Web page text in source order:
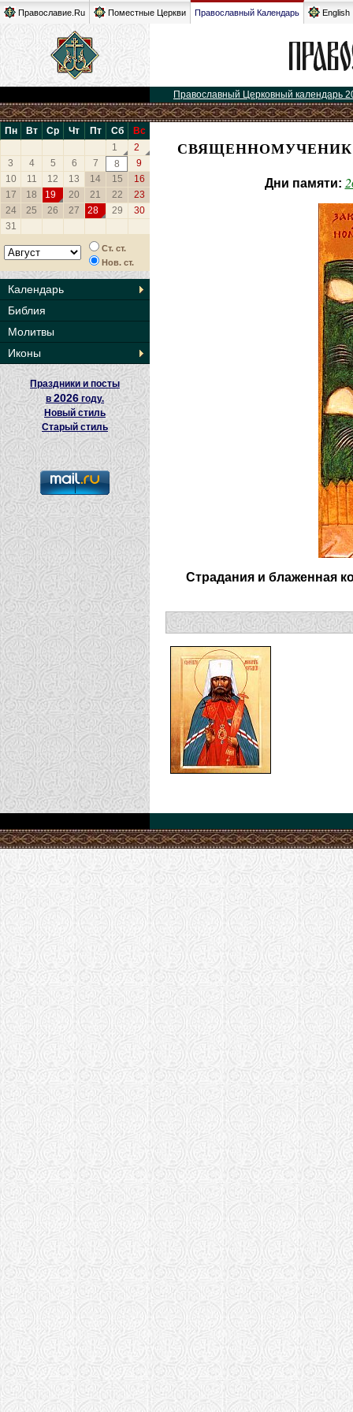
Православие.Ru Поместные Церкви Православный Календарь English
Православный Церковный календарь
Пн Вт Ср Чт Пт Сб
Вс
1
2
3
4 5 6 7 8
9
10
11 12 13 14 15
16
17
18 19 20 21 22
23
24
25 26 27 28 29
30
31
Ст. ст.
Нов. ст.
Календарь
Библия
Молитвы
Иконы
Праздники и посты
в2026 году.
Новый стиль
Старый стиль
СВЯЩЕННОМУЧЕНИК
Дни памяти:
Страдания и блаженная